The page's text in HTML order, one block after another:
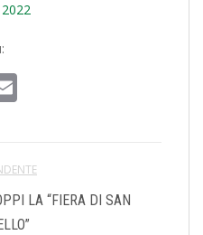
LA “FIERA DI SAN